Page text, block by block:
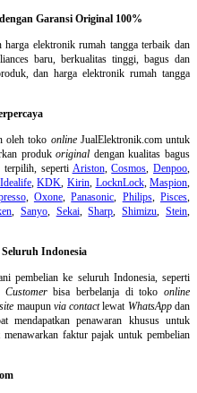
Garansi Original 100%
elektronik rumah tangga terbaik dan
baru, berkualitas tinggi, bagus dan
dan harga elektronik rumah tangga
oleh toko onlineJualElektronik.com untuk
produkoriginal dengan kualitas bagus
terpilih, seperti Ariston,Cosmos,Denpoo,
Idealife,KDK, Kirin, LocknLock,Maspion,
, Oxone,Panasonic, Philips, Pisces,
, Sanyo, Sekai,Sharp,Shimizu,Stein,
Indonesia
pembelian ke seluruh Indonesia, seperti
Customerbisa berbelanja di tokoonline
maupun via contactlewat WhatsAppdan
mendapatkan penawaran khusus untuk
faktur pajak untuk pembelian